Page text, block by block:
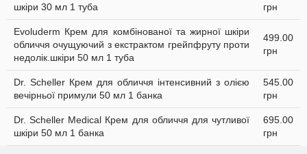
шкіри 30 мл 1 туба
грн
Evoluderm Крем для комбінованої та жирної шкіри
обличчя очущуючий з екстрактом грейпфруту проти
недолік.шкіри 50 мл 1 туба
499.00
грн
Dr. Scheller Крем для обличчя інтенсивний з олією
вечірньої примули 50 мл 1 банка
545.00
грн
Dr. Scheller Medical Крем для обличчя для чутливої
шкіри 50 мл 1 банка
695.00
грн